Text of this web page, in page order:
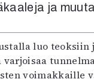
ja
luo teoksiin
varjoisaa
voimakkaille